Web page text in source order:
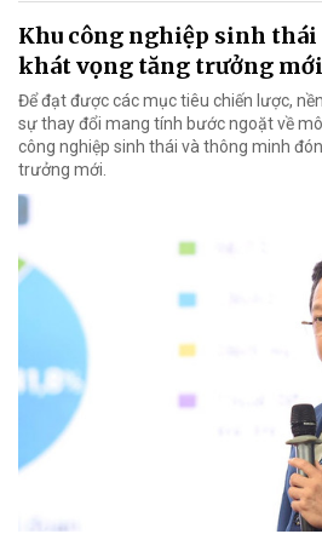
Khu công nghiệp sinh
khát vọng tăng trưởng
Để đạt được các mục tiêu chiến lược,
sự thay đổi mang tính bước ngoặt về
công nghiệp sinh thái và thông minh
trưởng mới.